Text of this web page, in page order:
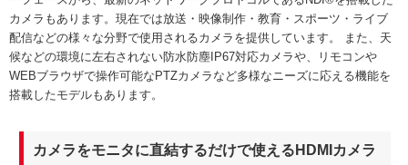
カメラもあります。現在では放送・映像制作・教育・スポーツ・ライブ
配信などの様々な分野で使用されるカメラを提供しています。 また、天
候などの環境に左右されない防水防塵IP67対応カメラや、リモコンや
WEBブラウザで操作可能なPTZカメラなど多様なニーズに応える機能を
搭載したモデルもあります。
カメラをモニタに直結するだけで使えるHDMIカメラ